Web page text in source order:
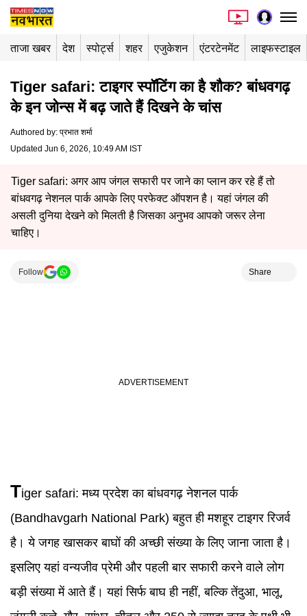
ताजा खबर देश स्पोर्ट्स शहर एजुकेशन एंटरटेनमेंट लाइफस्टाइल
Tiger safari: टाइगर स्पॉटिंग का है शौक? बांधवगढ़
के इन जोन्स में बढ़ जाते हैं दिखने के चांस
Authored by: प्रभात शर्मा
Updated Jun 6, 2026, 10:49 AM IST
Tiger safari: अगर आप जंगल सफारी पर जाने का प्लान कर रहे हैं तो
बांधवगढ़ नेशनल पार्क आपके लिए परफेक्ट ऑपशन है। यहां जंगल की
असली दुनिया देखने को मिलती है जिसका अनुभव आपको जरूर लेना
चाहिए।
Follow Share
Tiger safari:मध्य प्रदेश का बांधवगढ़ नेशनल पार्क
(Bandhavgarh National Park) बहुत ही मशहूर टाइगर रिजर्व
है। ये जगह खासकर बाघों की अच्छी संख्या के लिए जाना जाता है।
इसलिए यहां वन्यजीव प्रेमी और पहली बार सफारी करने वाले लोग
बड़ी संख्या में आते हैं। यहां सिर्फ बाघ ही नहीं, बल्कि तेंदुआ, भालू,